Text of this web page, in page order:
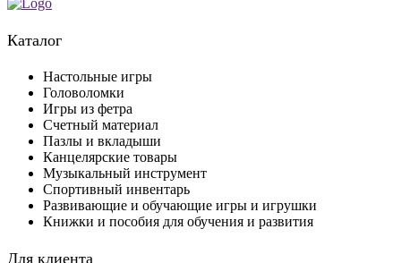
Каталог
Настольные игры
Головоломки
Игры из фетра
Счетный материал
Пазлы и вкладыши
Канцелярские товары
Музыкальный инструмент
Спортивный инвентарь
Развивающие и обучающие игры и игрушки
Книжки и пособия для обучения и развития
Для клиента